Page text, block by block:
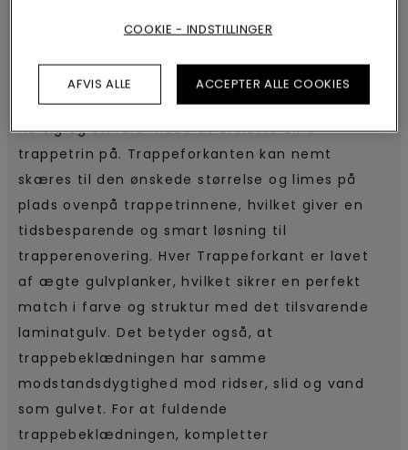
SPECIFIKATIONER
Laminat Trappeforkant tilbyder en holdbar,
hurtig og stilfuld måde at afslutte dine
trappetrin på. Trappeforkanten kan nemt
skæres til den ønskede størrelse og limes på
plads ovenpå trappetrinnene, hvilket giver en
tidsbesparende og smart løsning til
trapperenovering. Hver Trappeforkant er lavet
af ægte gulvplanker, hvilket sikrer en perfekt
match i farve og struktur med det tilsvarende
laminatgulv. Det betyder også, at
trappebeklædningen har samme
modstandsdygtighed mod ridser, slid og vand
som gulvet. For at fuldende
trappebeklædningen, kompletter
COOKIE - INDSTILLINGER
AFVIS ALLE ACCEPTER ALLE COOKIES